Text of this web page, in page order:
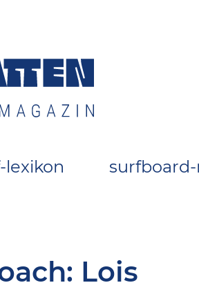
lexikon
Lois